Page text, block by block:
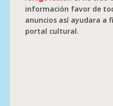
información favor de
anuncios así ayudara a
portal cultural.